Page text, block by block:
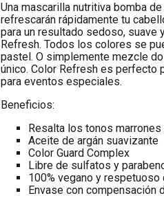
Una mascarilla nutritiva bomba
refrescarán rápidamente tu
para un resultado sedoso, suave
Refresh. Todos los colores se
pastel. O simplemente mezcle
único. Color Refresh es perfecto
para eventos especiales.
Beneficios:
Resalta los tonos
Aceite de argán suavizante
Color Guard Complex
Libre de sulfatos y
100% vegano y respetuoso
Envase con compensación